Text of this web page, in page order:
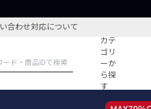
合わせ対応について
カテ
ゴリ
ーか
ら探
す